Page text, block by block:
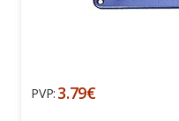
PVP: 3.79€